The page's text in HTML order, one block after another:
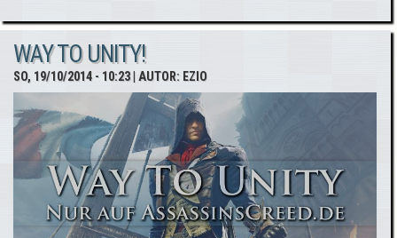
französische
Revolution
#WtU
WAY TO UNITY!
SO, 19/10/2014 - 10:23| AUTOR: EZIO